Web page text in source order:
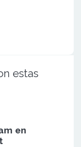
estas
en